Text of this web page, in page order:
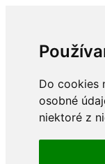
Do cookies
osobné
niektoré z